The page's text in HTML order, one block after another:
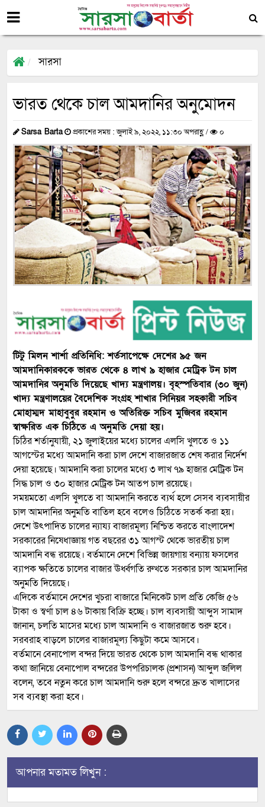
সারসা
ভারত থেকে চাল আমদানির অনুমোদন
Sarsa Barta প্রকাশের সময় : জুলাই ৯, ২০২২, ১১:৩০ অপরাহ্ণ / ০
টিটু মিলন শার্শা প্রতিনিধি: শর্তসাপেক্ষে দেশের ৯৫ জন
আমদানিকারককে ভারত থেকে ৪ লাখ ৯ হাজার মেট্রিক টন চাল
আমদানির অনুমতি দিয়েছে খাদ্য মন্ত্রণালয়। বৃহস্পতিবার (৩০ জুন)
খাদ্য মন্ত্রণালয়ের বৈদেশিক সংগ্রহ শাখার সিনিয়র সহকারী সচিব
মোহাম্মদ মাহাবুবুর রহমান ও অতিরিক্ত সচিব মুজিবর রহমান
স্বাক্ষরিত এক চিঠিতে এ অনুমতি দেয়া হয়।
চিঠির শর্তানুযায়ী, ২১ জুলাইয়ের মধ্যে চালের এলসি খুলতে ও ১১
আগস্টের মধ্যে আমদানি করা চাল দেশে বাজারজাত শেষ করার নির্দেশ
দেয়া হয়েছে। আমদানি করা চালের মধ্যে ৩ লাখ ৭৯ হাজার মেট্রিক টন
সিদ্ধ চাল ও ৩০ হাজার মেট্রিক টন আতপ চাল রয়েছে।
সময়মতো এলসি খুলতে বা আমদানি করতে ব্যর্থ হলে সেসব ব্যবসায়ীর
চাল আমদানির অনুমতি বাতিল হবে বলেও চিঠিতে সতর্ক করা হয়।
দেশে উৎপাদিত চালের ন্যায্য বাজারমূল্য নিশ্চিত করতে বাংলাদেশ
সরকারের নিষেধাজ্ঞায় গত বছরের ৩১ আগস্ট থেকে ভারতীয় চাল
আমদানি বন্ধ রয়েছে। বর্তমানে দেশে বিভিন্ন জায়গায় বন্যায় ফসলের
ব্যাপক ক্ষতিতে চালের বাজার ঊর্ধ্বগতি রুখতে সরকার চাল আমদানির
অনুমতি দিয়েছে।
এদিকে বর্তমানে দেশের খুচরা বাজারে মিনিকেট চাল প্রতি কেজি ৫৬
টাকা ও স্বর্ণা চাল ৪৬ টাকায় বিক্রি হচ্ছে। চাল ব্যবসায়ী আব্দুস সামাদ
জানান, চলতি মাসের মধ্যে চাল আমদানি ও বাজারজাত শুরু হবে।
সরবরাহ বাড়লে চালের বাজারমূল্য কিছুটা কমে আসবে।
বর্তমানে বেনাপোল বন্দর দিয়ে ভারত থেকে চাল আমদানি বন্ধ থাকার
কথা জানিয়ে বেনাপোল বন্দরের উপপরিচালক (প্রশাসন) আব্দুল জলিল
বলেন, তবে নতুন করে চাল আমদানি শুরু হলে বন্দরে দ্রুত খালাসের
সব ব্যবস্থা করা হবে।
আপনার মতামত লিখুন :